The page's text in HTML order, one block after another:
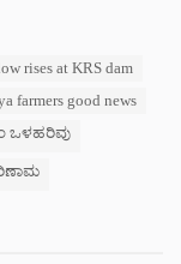
rises at KRS dam
farmers good news
ಒಳಹರಿವು